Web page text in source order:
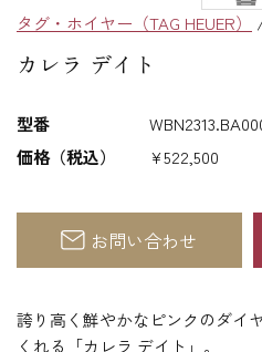
タグ・ホイヤー（TAG HEUER）
カレラ デイト
型番
価格（税込）
¥522,500
お問い合わせ
誇り高く鮮やかなピンクのダイ
くれる「カレラ デイト」。